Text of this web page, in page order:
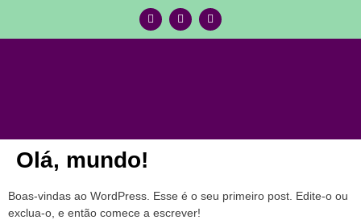
Olá, mundo!
Boas-vindas ao WordPress. Esse é o seu primeiro post. Edite-o ou
exclua-o, e então comece a escrever!